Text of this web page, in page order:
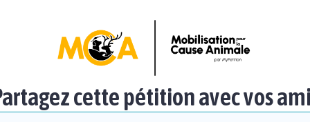
cette pétition avec vos